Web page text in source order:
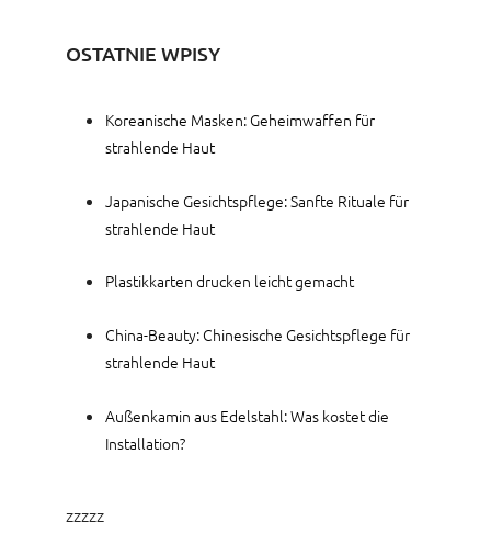
OSTATNIE WPISY
Koreanische Masken: Geheimwaffen für
strahlende Haut
Japanische Gesichtspflege: Sanfte Rituale für
strahlende Haut
Plastikkarten drucken leicht gemacht
China-Beauty: Chinesische Gesichtspflege für
strahlende Haut
Außenkamin aus Edelstahl: Was kostet die
Installation?
zzzzz